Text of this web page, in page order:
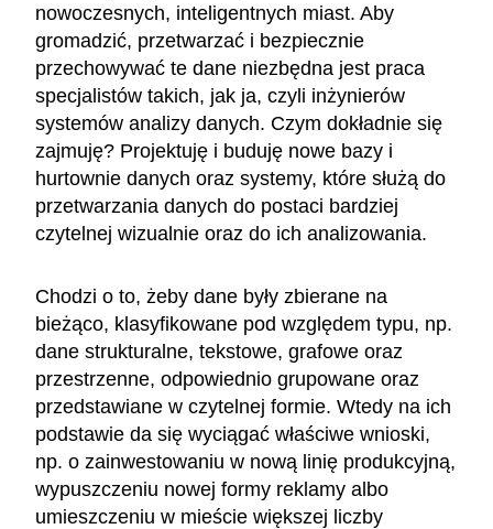
nowoczesnych, inteligentnych miast. Aby
gromadzić, przetwarzać i bezpiecznie
przechowywać te dane niezbędna jest praca
specjalistów takich, jak ja, czyli inżynierów
systemów analizy danych. Czym dokładnie się
zajmuję? Projektuję i buduję nowe bazy i
hurtownie danych oraz systemy, które służą do
przetwarzania danych do postaci bardziej
czytelnej wizualnie oraz do ich analizowania.
Chodzi o to, żeby dane były zbierane na
bieżąco, klasyfikowane pod względem typu, np.
dane strukturalne, tekstowe, grafowe oraz
przestrzenne, odpowiednio grupowane oraz
przedstawiane w czytelnej formie. Wtedy na ich
podstawie da się wyciągać właściwe wnioski,
np. o zainwestowaniu w nową linię produkcyjną,
wypuszczeniu nowej formy reklamy albo
umieszczeniu w mieście większej liczby